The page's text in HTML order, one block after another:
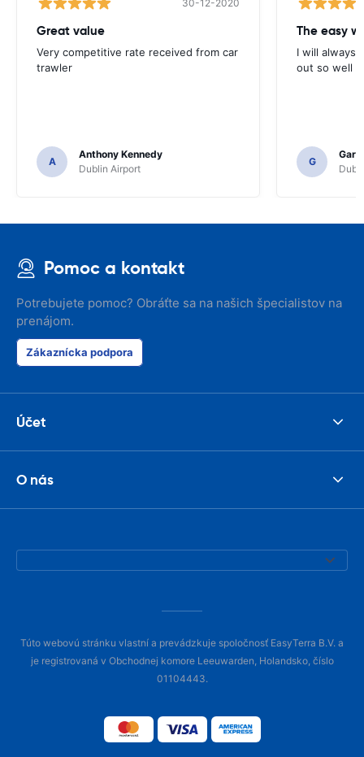
30-12-2020
Great value
Very competitive rate received from car
trawler
A
Anthony Kennedy
Dublin Airport
I will always
out so well
G
Gary
Pomoc a kontakt
Potrebujete pomoc? Obráťte sa na našich špecialistov na
prenájom.
Zákaznícka podpora
Účet
O nás
Túto webovú stránku vlastní a prevádzkuje spoločnosť EasyTerra B.V. a
je registrovaná v Obchodnej komore Leeuwarden, Holandsko, číslo
01104443.